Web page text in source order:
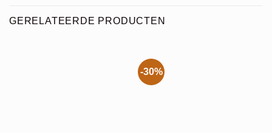
GERELATEERDE PRODUCTEN
-30%